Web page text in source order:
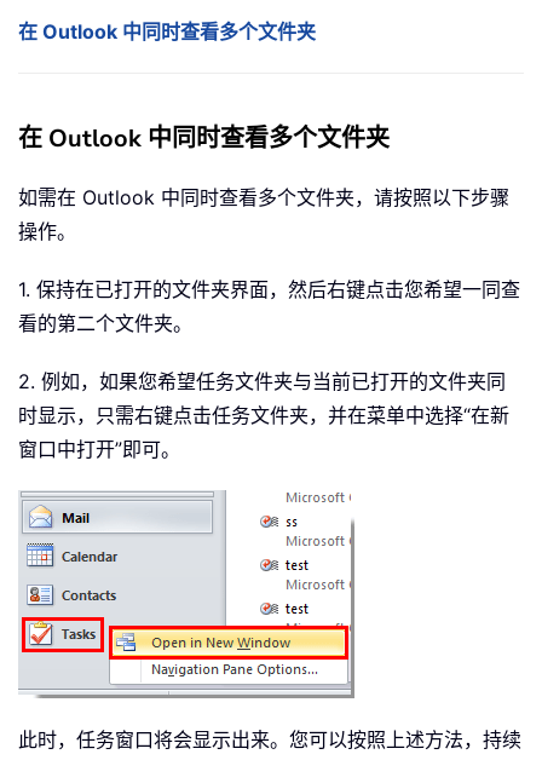
在 Outlook 中同时查看多个文件夹
在 Outlook 中同时查看多个文件夹
如需在 Outlook 中同时查看多个文件夹，请按照以下步骤
操作。
1. 保持在已打开的文件夹界面，然后右键点击您希望一同查
看的第二个文件夹。
2. 例如，如果您希望任务文件夹与当前已打开的文件夹同
时显示，只需右键点击任务文件夹，并在菜单中选择“在新
窗口中打开”即可。
此时，任务窗口将会显示出来。您可以按照上述方法，持续